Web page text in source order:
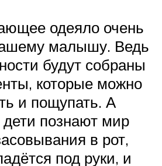
одеяло очень
малышу. Ведь
будут собраны
которые можно
и пощупать. А
дети познают мир
в рот,
под руки, и